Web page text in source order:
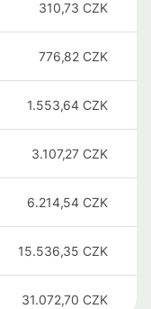
310,73 CZK
776,82 CZK
1.553,64 CZK
3.107,27 CZK
6.214,54 CZK
15.536,35 CZK
31.072,70 CZK